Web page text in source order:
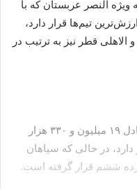
ویژه النصر عربستان که با
صدر باارزش‌ترین تیم‌ها قرار دارد،
قطر نیز به ترتیب در
تیم فوتبال استقلال ایران با ارزشی معادل ۱۹ میلیون و ۳۳۰ هزار
دارد، در حالی که سپاهان